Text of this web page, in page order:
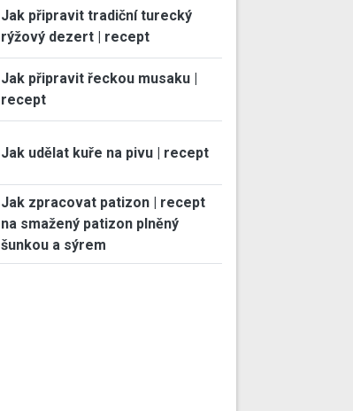
Jak připravit tradiční turecký
rýžový dezert | recept
Jak připravit řeckou musaku |
recept
Jak udělat kuře na pivu | recept
Jak zpracovat patizon | recept
na smažený patizon plněný
šunkou a sýrem